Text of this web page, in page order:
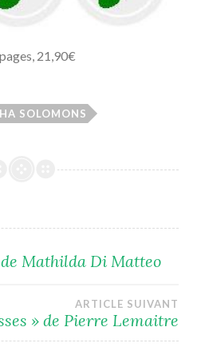
21,90€
SOLOMONS
Mathilda Di Matteo
ARTICLE SUIVANT
» de Pierre Lemaitre